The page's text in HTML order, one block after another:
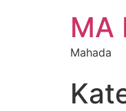
MA
Mahada